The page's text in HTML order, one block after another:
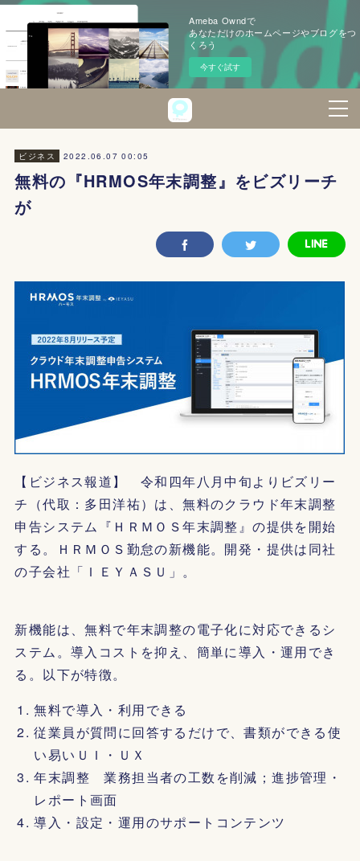
Ameba Owndで
あなただけのホームページやブログをつ
くろう
今すぐ試す
ビジネス 2022.06.07 00:05
無料の『HRMOS年末調整』をビズリーチ
が
【ビジネス報道】 令和四年八月中旬よりビズリー
チ（代取：多田洋祐）は、無料のクラウド年末調整
申告システム『ＨＲＭＯＳ年末調整』の提供を開始
する。ＨＲＭＯＳ勤怠の新機能。開発・提供は同社
の子会社「ＩＥＹＡＳＵ」。
新機能は、無料で年末調整の電子化に対応できるシ
ステム。導入コストを抑え、簡単に導入・運用でき
る。以下が特徴。
無料で導入・利用できる
従業員が質問に回答するだけで、書類ができる使
い易いＵＩ・ＵＸ
年末調整 業務担当者の工数を削減；進捗管理・
レポート画面
導入・設定・運用のサポートコンテンツ